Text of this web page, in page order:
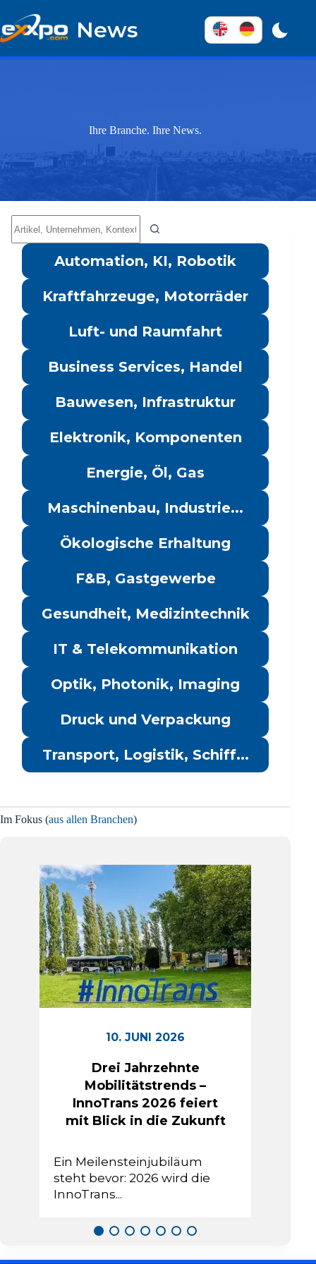
zum
Inhalt
News
Ihre Branche. Ihre News.
Ergebnisse
Automation, KI, Robotik
Kraftfahrzeuge, Motorräder
Luft- und Raumfahrt
Business Services, Handel
Bauwesen, Infrastruktur
Elektronik, Komponenten
Energie, Öl, Gas
Maschinenbau, Industrie...
Ökologische Erhaltung
F&B, Gastgewerbe
Gesundheit, Medizintechnik
IT & Telekommunikation
Optik, Photonik, Imaging
Druck und Verpackung
Transport, Logistik, Schiff...
Im Fokus (aus allen Branchen)
10. JUNI 2026
Drei Jahrzehnte
Mobilitätstrends –
InnoTrans 2026 feiert
mit Blick in die Zukunft
Ein Meilensteinjubiläum
steht bevor: 2026 wird die
InnoTrans...